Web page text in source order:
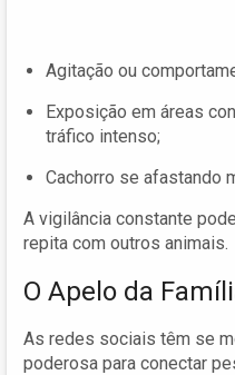
Agitação ou
Exposição em áreas
tráfico intenso;
Cachorro se afastando
A vigilância constante
repita com outros animais.
O Apelo da
As redes sociais têm se
poderosa para conectar